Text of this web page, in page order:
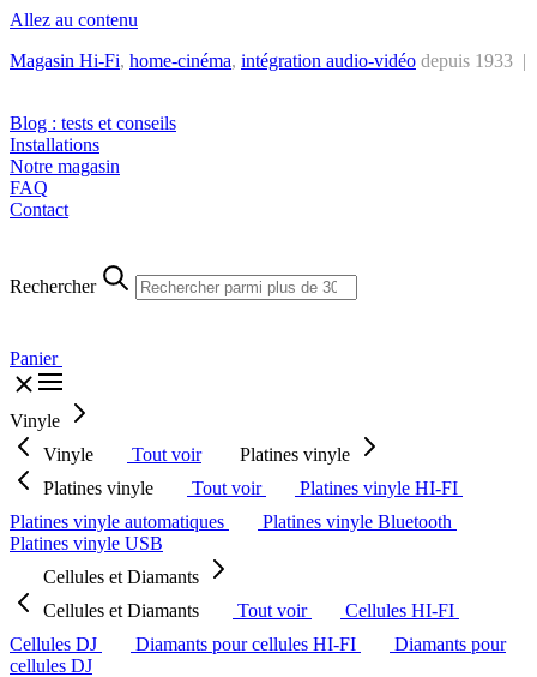
Allez au contenu
Magasin Hi-Fi, home-cinéma, intégration audio-vidéo depuis 1933 |
Blog : tests et conseils
Installations
Notre magasin
FAQ
Contact
Rechercher
Panier
Vinyle
Vinyle
Tout voir
Platines vinyle
Platines vinyle
Tout voir
Platines vinyle HI-FI
Platines vinyle automatiques
Platines vinyle Bluetooth
Platines vinyle USB
Cellules et Diamants
Cellules et Diamants
Tout voir
Cellules HI-FI
Cellules DJ
Diamants pour cellules HI-FI
Diamants pour
cellules DJ